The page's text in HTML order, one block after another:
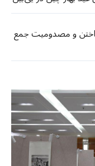
و مصدومیت جمع